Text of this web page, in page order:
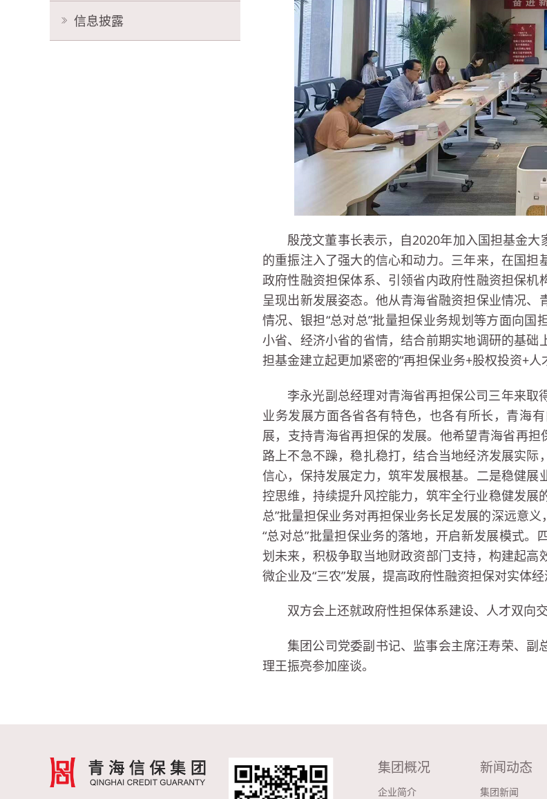
信息披露
殷茂文董事长表示，自2020年加入国担基金
的重振注入了强大的信心和动力。三年来，在国
政府性融资担保体系、引领省内政府性融资担保
呈现出新发展姿态。他从青海省融资担保业情况
情况、银担“总对总”批量担保业务规划等方面向
小省、经济小省的省情，结合前期实地调研的基
担基金建立起更加紧密的“再担保业务+股权投资+人
李永光副总经理对青海省再担保公司三年来取
业务发展方面各省各有特色，也各有所长，青海
展，支持青海省再担保的发展。他希望青海省再
路上不急不躁，稳扎稳打，结合当地经济发展实
信心，保持发展定力，筑牢发展根基。二是稳健
控思维，持续提升风控能力，筑牢全行业稳健发展
总”批量担保业务对再担保业务长足发展的深远意
“总对总”批量担保业务的落地，开启新发展模式
划未来，积极争取当地财政资部门支持，构建起
微企业及“三农”发展，提高政府性融资担保对实体经
双方会上还就政府性担保体系建设、人才双向
集团公司党委副书记、监事会主席汪寿荣、
理王振亮参加座谈。
集团概况
企业简介
新闻动态
集团新闻